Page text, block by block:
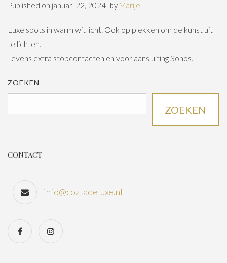
Published on januari 22, 2024 by Marije
Luxe spots in warm wit licht. Ook op plekken om de kunst uit
te lichten.
Tevens extra stopcontacten en voor aansluiting Sonos.
ZOEKEN
ZOEKEN
CONTACT
info@coztadeluxe.nl